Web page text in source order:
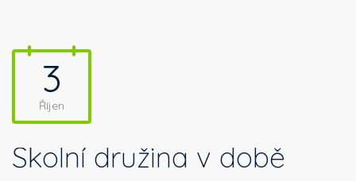
3
Říjen
Školní družina v době